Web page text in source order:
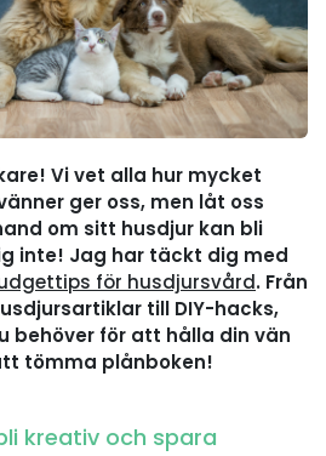
Vi vet alla hur mycket
ger oss, men låt oss
om sitt husdjur kan bli
inte! Jag har täckt dig med
för husdjursvård. Från
till DIY-hacks,
behöver för att hålla din vän
tömma plånboken!
kreativ och spara